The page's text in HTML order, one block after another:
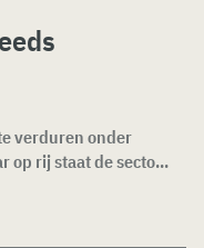
verduren onder
op rij staat de secto...